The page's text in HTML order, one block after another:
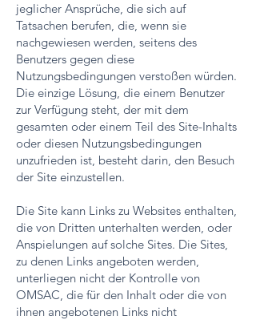
jeglicher Ansprüche, die sich auf
Tatsachen berufen, die, wenn sie
nachgewiesen werden, seitens des
Benutzers gegen diese
Nutzungsbedingungen verstoßen würden.
Die einzige Lösung, die einem Benutzer
zur Verfügung steht, der mit dem
gesamten oder einem Teil des Site-Inhalts
oder diesen Nutzungsbedingungen
unzufrieden ist, besteht darin, den Besuch
der Site einzustellen.
Die Site kann Links zu Websites enthalten,
die von Dritten unterhalten werden, oder
Anspielungen auf solche Sites. Die Sites,
zu denen Links angeboten werden,
unterliegen nicht der Kontrolle von
OMSAC, die für den Inhalt oder die von
ihnen angebotenen Links nicht